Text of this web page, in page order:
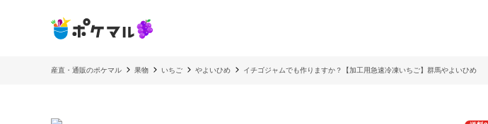
産直・通販のポケマル 果物 いちご やよいひめ イチゴジャムでも作りますか？【加工用急速冷凍いちご】群馬やよいひめ